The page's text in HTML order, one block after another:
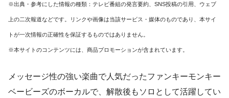
※出典・参考にした情報の種類：テレビ番組の発言要約、SNS投稿の引用、ウェブ
上の二次報道などです。リンクや画像は当該サービス・媒体のものであり、本サイ
トが一次情報の正確性を保証するものではありません。
※本サイトのコンテンツには、商品プロモーションが含まれています。
メッセージ性の強い楽曲で人気だったファンキーモンキー
ベービーズのボーカルで、解散後もソロとして活躍してい